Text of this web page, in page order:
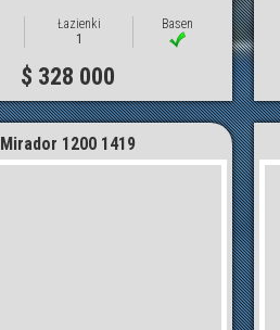
Łazienki
1
Basen
$ 328 000
Mirador 1200 1419